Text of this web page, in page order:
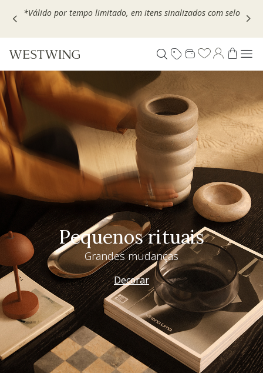
Escolha seu VOUCHER e ganhe até 30% OFF*: useMOVEL30,
Pequenos rituais
Grandes mudanças
Decorar